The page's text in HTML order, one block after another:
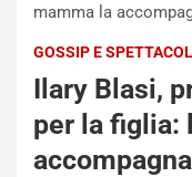
mamma la
GOSSIP E
Ilary Blasi,
per la figlia: